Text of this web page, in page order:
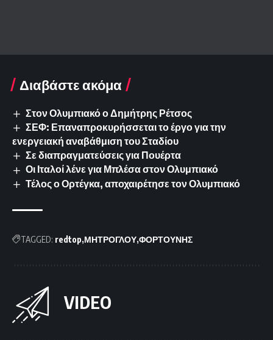
Διαβάστε ακόμα
Στον Ολυμπιακό ο Δημήτρης Ρέτσος
ΣΕΦ: Επαναπροκυρήσσεται το έργο για την
ενεργειακή αναβάθμιση του Σταδίου
Σε διαπραγματεύσεις για Πουέρτα
Οι Ιταλοί λένε για Μπλέσα στον Ολυμπιακό
Τέλος ο Ορτέγκα, αποχαιρέτησε τον Ολυμπιακό
TAGGED: redtop ΜΗΤΡΟΓΛΟΥ ΦΟΡΤΟΥΝΗΣ
VIDEO